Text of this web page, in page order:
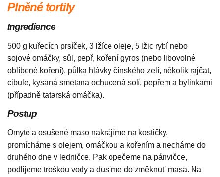
Plněné tortily
Ingredience
500 g kuřecích prsíček, 3 lžíce oleje, 5 lžic rybí nebo
sojové omáčky, sůl, pepř, koření gyros (nebo libovolné
oblíbené koření), půlka hlávky čínského zelí, několik rajčat,
cibule, kysaná smetana ochucená solí, pepřem a bylinkami
(případně tatarská omáčka).
Postup
Omyté a osušené maso nakrájíme na kostičky,
promícháme s olejem, omáčkou a kořením a necháme do
druhého dne v ledničce. Pak opečeme na pánvičce,
podlijeme troškou vody a dusíme do změknutí masa. Na